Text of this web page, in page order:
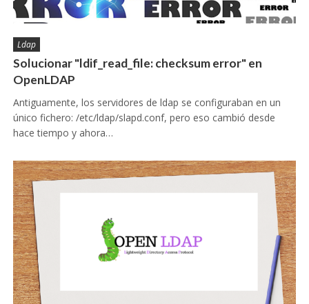
Ldap
Solucionar "ldif_read_file: checksum error" en
OpenLDAP
Antiguamente, los servidores de ldap se configuraban en un
único fichero: /etc/ldap/slapd.conf, pero eso cambió desde
hace tiempo y ahora…